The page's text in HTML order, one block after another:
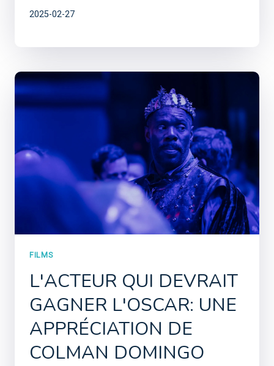
2025-02-27
FILMS
L'ACTEUR QUI DEVRAIT
GAGNER L'OSCAR: UNE
APPRÉCIATION DE
COLMAN DOMINGO